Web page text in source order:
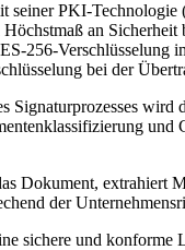
seiner PKI-Technologie
an Sicherheit
256-Verschlüsselung
bei der
Signaturprozesses wird
und
Dokument, extrahiert
der
sichere und konforme